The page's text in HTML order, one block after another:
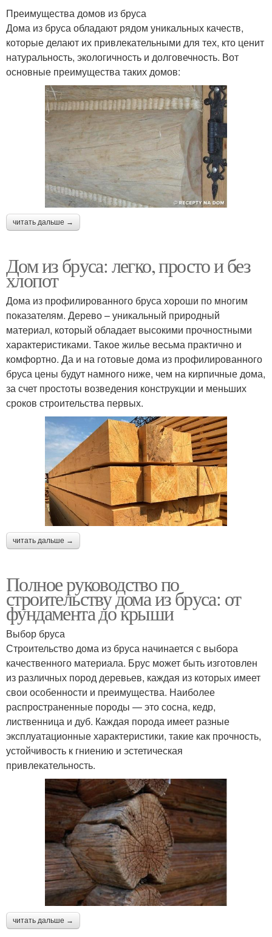
Преимущества домов из бруса
Дома из бруса обладают рядом уникальных качеств,
которые делают их привлекательными для тех, кто ценит
натуральность, экологичность и долговечность. Вот
основные преимущества таких домов:
читать дальше →
Дом из бруса: легко, просто и без
хлопот
Дома из профилированного бруса хороши по многим
показателям. Дерево – уникальный природный
материал, который обладает высокими прочностными
характеристиками. Такое жилье весьма практично и
комфортно. Да и на готовые дома из профилированного
бруса цены будут намного ниже, чем на кирпичные дома,
за счет простоты возведения конструкции и меньших
сроков строительства первых.
читать дальше →
Полное руководство по
строительству дома из бруса: от
фундамента до крыши
Выбор бруса
Строительство дома из бруса начинается с выбора
качественного материала. Брус может быть изготовлен
из различных пород деревьев, каждая из которых имеет
свои особенности и преимущества. Наиболее
распространенные породы — это сосна, кедр,
лиственница и дуб. Каждая порода имеет разные
эксплуатационные характеристики, такие как прочность,
устойчивость к гниению и эстетическая
привлекательность.
читать дальше →